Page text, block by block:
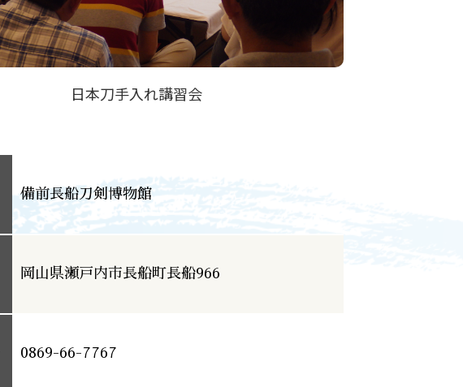
日本刀手入れ講習会
備前長船刀剣博物館
岡山県瀬戸内市長船町長船966
0869-66-7767